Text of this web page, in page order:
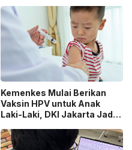
Praperadilan!
Kemenkes Mulai Berikan
Vaksin HPV untuk Anak
Laki-Laki, DKI Jakarta Jadi
BIAS 2026